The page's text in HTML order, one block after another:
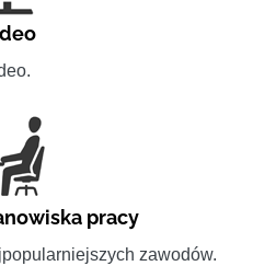
pracy
zawodów.